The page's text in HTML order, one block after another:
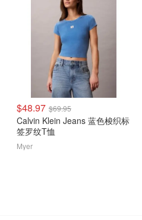
$48.97 $69.95
Calvin Klein Jeans 蓝色梭织标
签罗纹T恤
Myer